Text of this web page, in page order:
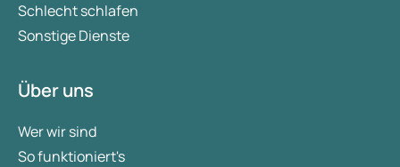
Schlecht schlafen
Sonstige Dienste
Über uns
Wer wir sind
So funktioniert's